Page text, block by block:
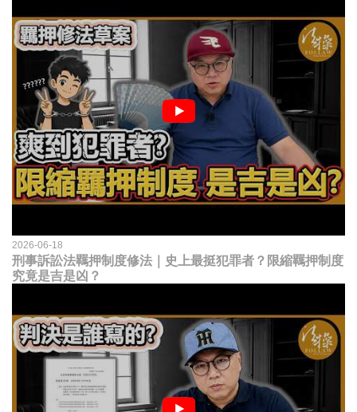
2026-06-18
刑事訴訟法羈押制度修法｜史上最挺犯罪者？限縮羈押制度
究竟是吉是凶？